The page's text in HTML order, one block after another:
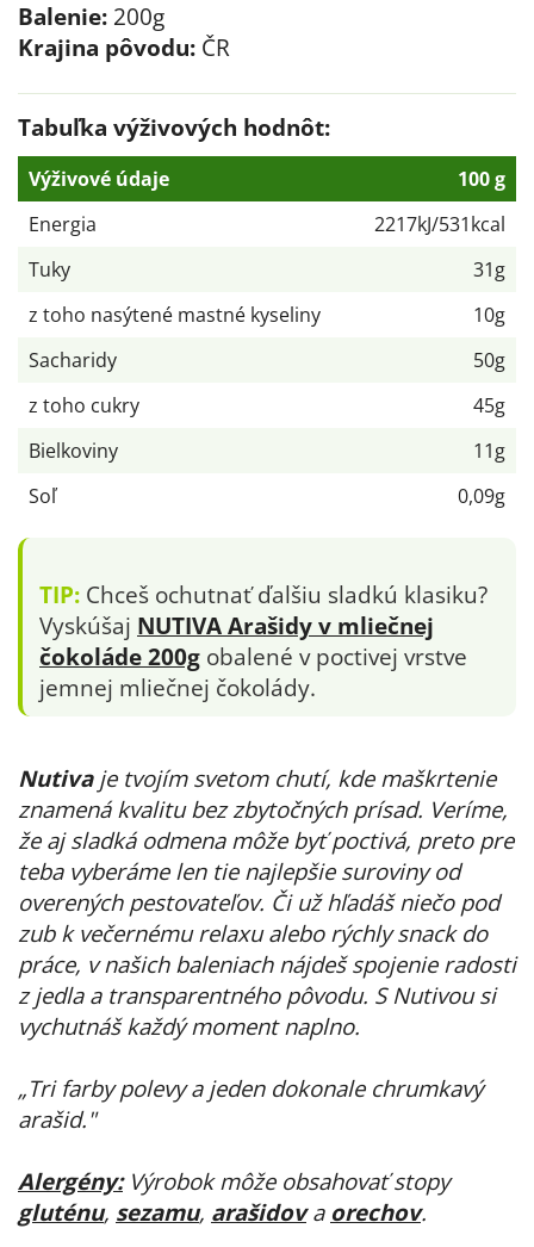
Balenie: 200g
Krajina pôvodu: ČR
Tabuľka výživových hodnôt:
Výživové údaje
100 g
Energia
2217kJ/531kcal
Tuky
31g
z toho nasýtené mastné kyseliny
10g
Sacharidy
50g
z toho cukry
45g
Bielkoviny
11g
Soľ
0,09g
TIP: Chceš ochutnať ďalšiu sladkú klasiku?
Vyskúšaj NUTIVA Arašidy v mliečnej
čokoláde 200g obalené v poctivej vrstve
jemnej mliečnej čokolády.
Nutivaje tvojím svetom chutí, kde maškrtenie
znamená kvalitu bez zbytočných prísad. Veríme,
že aj sladká odmena môže byť poctivá, preto pre
teba vyberáme len tie najlepšie suroviny od
overených pestovateľov. Či už hľadáš niečo pod
zub k večernému relaxu alebo rýchly snack do
práce, v našich baleniach nájdeš spojenie radosti
z jedla a transparentného pôvodu. S Nutivou si
vychutnáš každý moment naplno.
„Tri farby polevy a jeden dokonale chrumkavý
arašid."
Alergény:Výrobok môže obsahovať stopy
gluténu, sezamu, arašidova orechov.